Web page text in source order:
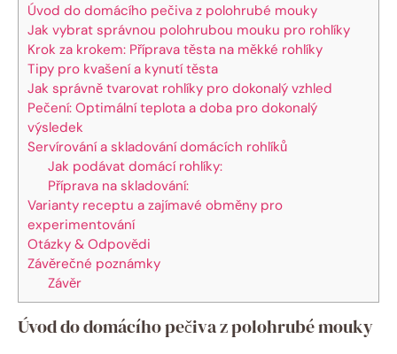
Úvod do domácího pečiva z polohrubé mouky
Jak vybrat správnou polohrubou mouku pro rohlíky
Krok za krokem: Příprava těsta na měkké rohlíky
Tipy pro kvašení a kynutí těsta
Jak správně tvarovat rohlíky pro dokonalý vzhled
Pečení: Optimální teplota a doba pro dokonalý
výsledek
Servírování a skladování domácích rohlíků
Jak podávat domácí rohlíky:
Příprava na skladování:
Varianty receptu a zajímavé obměny pro
experimentování
Otázky & Odpovědi
Závěrečné poznámky
Závěr
Úvod do domácího pečiva z polohrubé mouky